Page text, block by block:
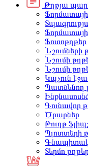
Թղթյա
Ֆոտոթղթեր
Նշումների
Նշումի
Նշումի
Կպչուն
Պատճենող
Գունավոր
Ծրարներ
Թուղթ
Պլոտտերի
Տերմո